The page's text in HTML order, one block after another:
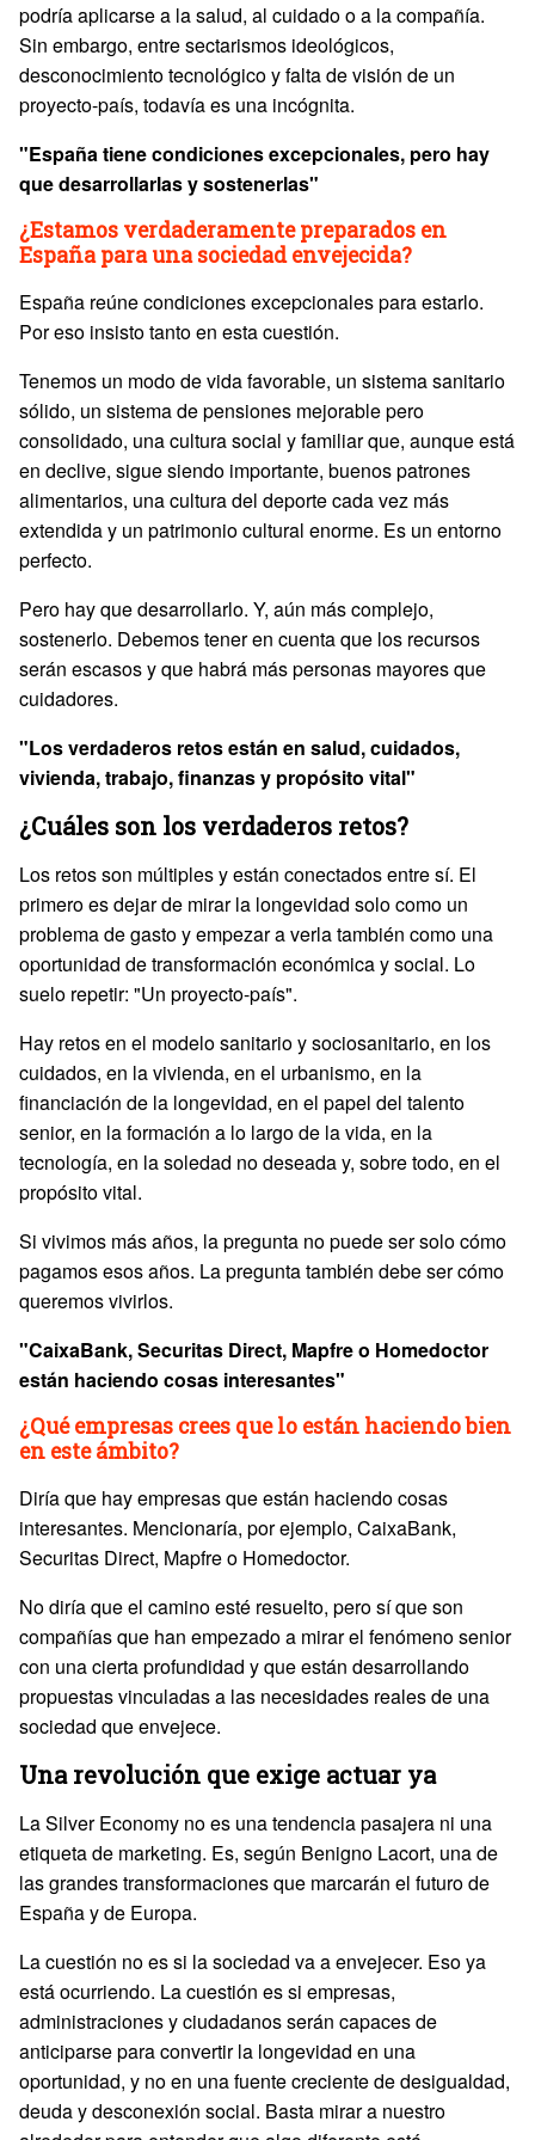
podría aplicarse a la salud, al cuidado o a la compañía.
Sin embargo, entre sectarismos ideológicos,
desconocimiento tecnológico y falta de visión de un
proyecto-país, todavía es una incógnita.
"España tiene condiciones excepcionales, pero hay
que desarrollarlas y sostenerlas"
¿Estamos verdaderamente preparados en
España para una sociedad envejecida?
España reúne condiciones excepcionales para estarlo.
Por eso insisto tanto en esta cuestión.
Tenemos un modo de vida favorable, un sistema sanitario
sólido, un sistema de pensiones mejorable pero
consolidado, una cultura social y familiar que, aunque está
en declive, sigue siendo importante, buenos patrones
alimentarios, una cultura del deporte cada vez más
extendida y un patrimonio cultural enorme. Es un entorno
perfecto.
Pero hay que desarrollarlo. Y, aún más complejo,
sostenerlo. Debemos tener en cuenta que los recursos
serán escasos y que habrá más personas mayores que
cuidadores.
"Los verdaderos retos están en salud, cuidados,
vivienda, trabajo, finanzas y propósito vital"
¿Cuáles son los verdaderos retos?
Los retos son múltiples y están conectados entre sí. El
primero es dejar de mirar la longevidad solo como un
problema de gasto y empezar a verla también como una
oportunidad de transformación económica y social. Lo
suelo repetir: "Un proyecto-país".
Hay retos en el modelo sanitario y sociosanitario, en los
cuidados, en la vivienda, en el urbanismo, en la
financiación de la longevidad, en el papel del talento
senior, en la formación a lo largo de la vida, en la
tecnología, en la soledad no deseada y, sobre todo, en el
propósito vital.
Si vivimos más años, la pregunta no puede ser solo cómo
pagamos esos años. La pregunta también debe ser cómo
queremos vivirlos.
"CaixaBank, Securitas Direct, Mapfre o Homedoctor
están haciendo cosas interesantes"
¿Qué empresas crees que lo están haciendo bien
en este ámbito?
Diría que hay empresas que están haciendo cosas
interesantes. Mencionaría, por ejemplo, CaixaBank,
Securitas Direct, Mapfre o Homedoctor.
No diría que el camino esté resuelto, pero sí que son
compañías que han empezado a mirar el fenómeno senior
con una cierta profundidad y que están desarrollando
propuestas vinculadas a las necesidades reales de una
sociedad que envejece.
Una revolución que exige actuar ya
La Silver Economy no es una tendencia pasajera ni una
etiqueta de marketing. Es, según Benigno Lacort, una de
las grandes transformaciones que marcarán el futuro de
España y de Europa.
La cuestión no es si la sociedad va a envejecer. Eso ya
está ocurriendo. La cuestión es si empresas,
administraciones y ciudadanos serán capaces de
anticiparse para convertir la longevidad en una
oportunidad, y no en una fuente creciente de desigualdad,
deuda y desconexión social. Basta mirar a nuestro